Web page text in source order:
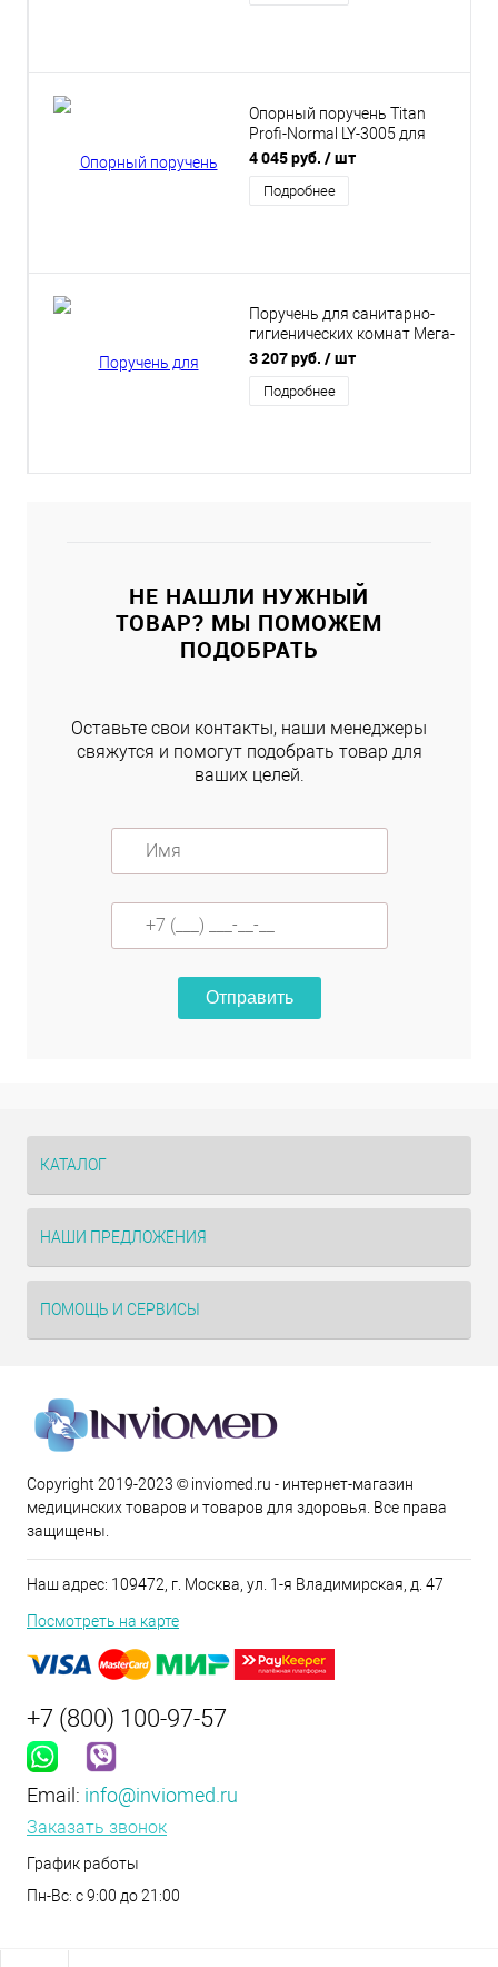
Опорный поручень Titan
Profi-Normal LY-3005 для
ванной комнаты
4 045 руб. / шт
Подробнее
Поручень для санитарно-
гигиенических комнат Мега-
Оптим 8865
3 207 руб. / шт
Подробнее
НЕ НАШЛИ НУЖНЫЙ
ТОВАР? МЫ ПОМОЖЕМ
ПОДОБРАТЬ
Оставьте свои контакты, наши менеджеры
свяжутся и помогут подобрать товар для
ваших целей.
Отправить
КАТАЛОГ
НАШИ ПРЕДЛОЖЕНИЯ
ПОМОЩЬ И СЕРВИСЫ
Copyright 2019-2023 © inviomed.ru - интернет-магазин
медицинских товаров и товаров для здоровья. Все права
защищены.
Наш адрес: 109472, г. Москва, ул. 1-я Владимирская, д. 47
Посмотреть на карте
+7 (800) 100-97-57
Email: info@inviomed.ru
Заказать звонок
График работы
Пн-Вс: с 9:00 до 21:00